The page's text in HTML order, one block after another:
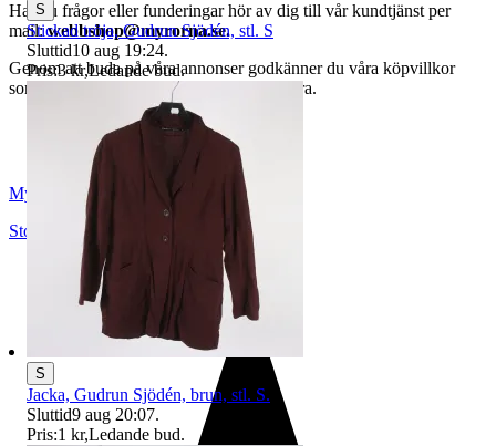
Har du frågor eller funderingar hör av dig till vår kundtjänst per
mail:webbshop@myrorna.se.
Genom att buda på våra annonser godkänner du våra köpvillkor
som du hittar på vår infosida här på Tradera.
Myrorna
Stockholm ,
S
Stickad tröja, Gudrun Sjödén, stl. S
Sluttid10 aug 19:24.
Pris:3 kr,Ledande bud.
S
Jacka, Gudrun Sjödén, brun, stl. S.
Sluttid9 aug 20:07.
Pris:1 kr,Ledande bud.